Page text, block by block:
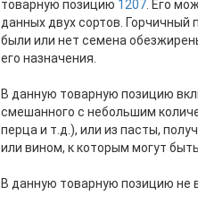
товарную позицию 1207 . Его
данных двух сортов.
были или нет семена
его назначения.
В данную товарную позицию
смешанного с небольшим
перца и т.д.), или из пасты,
или вином, к которым могут
В данную товарную позицию не